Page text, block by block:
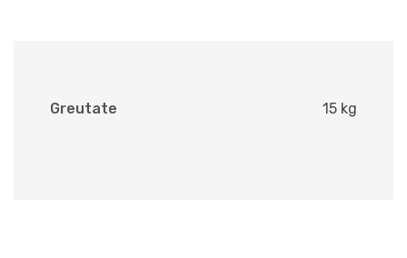
Greutate 15 kg